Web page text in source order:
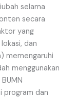
selama
secara
yang
dan
memengaruhi
menggunakan
program dan